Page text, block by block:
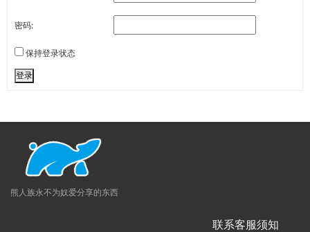
密码:
保持登录状态
登录
熊人族永不为奴爱分享的东西
联系客服须知